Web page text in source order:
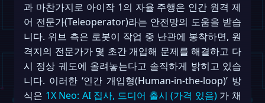
과 마찬가지로 아이작 1의 자율 주행은 인간 원격 제
어 전문가(Teleoperator)라는 안전망의 도움을 받습
니다. 위브 측은 로봇이 작업 중 난관에 봉착하면, 원
격지의 전문가가 몇 초간 개입해 문제를 해결하고 다
시 정상 궤도에 올려놓는다고 솔직하게 밝히고 있습
니다. 이러한 ‘인간 개입형(Human-in-the-loop)’ 방
식은 1X Neo: AI 집사, 드디어 출시 (가격 있음)가 채